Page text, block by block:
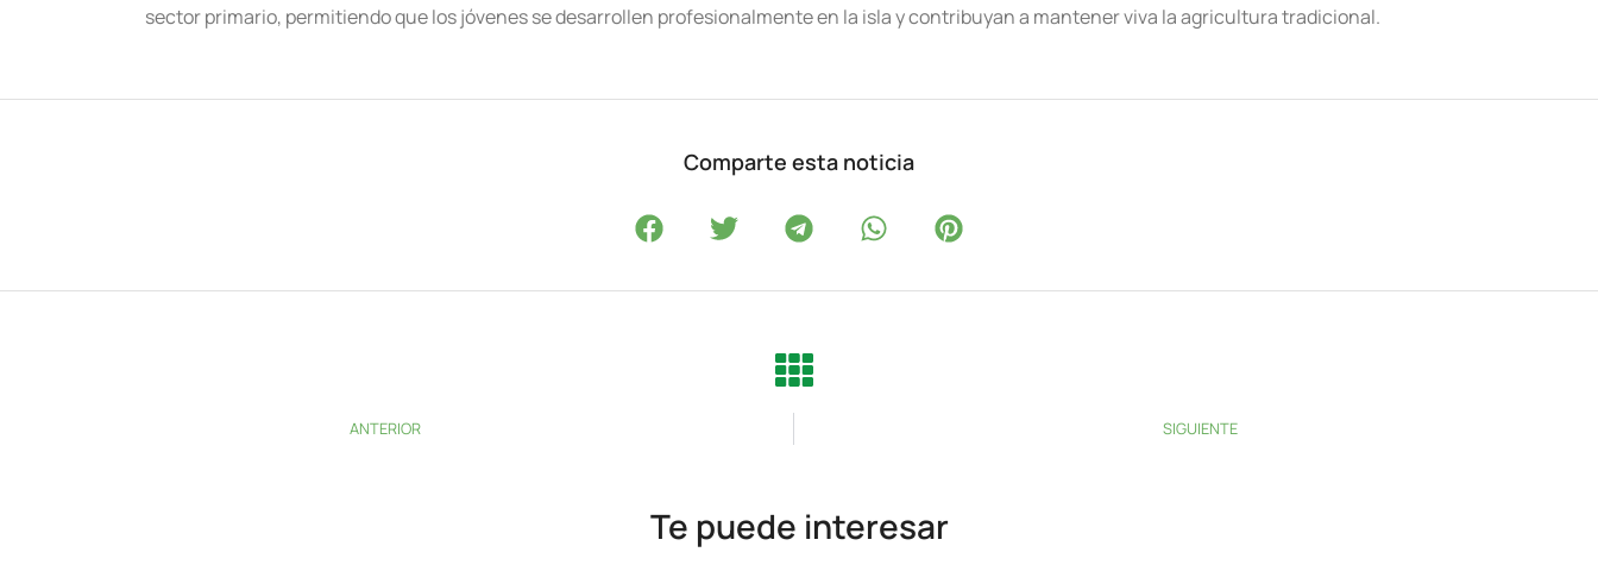
sector primario, permitiendo que los jóvenes se desarrollen profesionalmente en la isla y contribuyan a mantener viva la agricultura tradicional.
Comparte esta noticia
ANTERIOR SIGUIENTE
Te puede interesar